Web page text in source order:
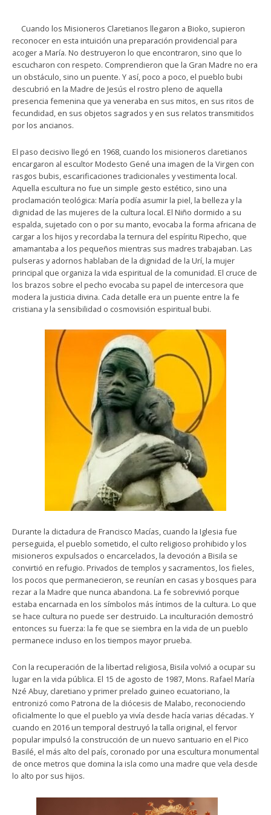
Cuando los Misioneros Claretianos llegaron a Bioko, supieron
reconocer en esta intuición una preparación providencial para
acoger a María. No destruyeron lo que encontraron, sino que lo
escucharon con respeto. Comprendieron que la Gran Madre no era
un obstáculo, sino un puente. Y así, poco a poco, el pueblo bubi
descubrió en la Madre de Jesús el rostro pleno de aquella
presencia femenina que ya veneraba en sus mitos, en sus ritos de
fecundidad, en sus objetos sagrados y en sus relatos transmitidos
por los ancianos.
El paso decisivo llegó en 1968, cuando los misioneros claretianos
encargaron al escultor Modesto Gené una imagen de la Virgen con
rasgos bubis, escarificaciones tradicionales y vestimenta local.
Aquella escultura no fue un simple gesto estético, sino una
proclamación teológica: María podía asumir la piel, la belleza y la
dignidad de las mujeres de la cultura local. El Niño dormido a su
espalda, sujetado con o por su manto, evocaba la forma africana de
cargar a los hijos y recordaba la ternura del espíritu Ripecho, que
amamantaba a los pequeños mientras sus madres trabajaban. Las
pulseras y adornos hablaban de la dignidad de la Urí, la mujer
principal que organiza la vida espiritual de la comunidad. El cruce de
los brazos sobre el pecho evocaba su papel de intercesora que
modera la justicia divina. Cada detalle era un puente entre la fe
cristiana y la sensibilidad o cosmovisión espiritual bubi.
Durante la dictadura de Francisco Macías, cuando la Iglesia fue
perseguida, el pueblo sometido, el culto religioso prohibido y los
misioneros expulsados o encarcelados, la devoción a Bisila se
convirtió en refugio. Privados de templos y sacramentos, los fieles,
los pocos que permanecieron, se reunían en casas y bosques para
rezar a la Madre que nunca abandona. La fe sobrevivió porque
estaba encarnada en los símbolos más íntimos de la cultura. Lo que
se hace cultura no puede ser destruido. La inculturación demostró
entonces su fuerza: la fe que se siembra en la vida de un pueblo
permanece incluso en los tiempos mayor prueba.
Con la recuperación de la libertad religiosa, Bisila volvió a ocupar su
lugar en la vida pública. El 15 de agosto de 1987, Mons. Rafael María
Nzé Abuy, claretiano y primer prelado guineo ecuatoriano, la
entronizó como Patrona de la diócesis de Malabo, reconociendo
oficialmente lo que el pueblo ya vivía desde hacía varias décadas. Y
cuando en 2016 un temporal destruyó la talla original, el fervor
popular impulsó la construcción de un nuevo santuario en el Pico
Basilé, el más alto del país, coronado por una escultura monumental
de once metros que domina la isla como una madre que vela desde
lo alto por sus hijos.